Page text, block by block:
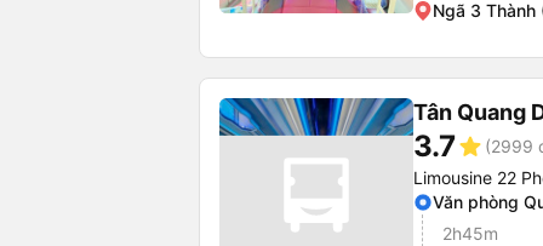
Ngã 3 Thành
Tân Quang
3.7star (2999
Limousine 22
Văn phòng
2h45m